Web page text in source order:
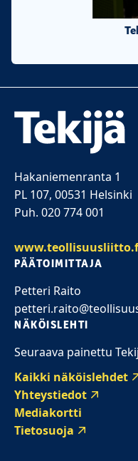
Hakaniemenranta 1
PL 107, 00531 Helsinki
Puh. 020 774 001
PÄÄTOIMITTAJA
Petteri Raito
NÄKÖISLEHTI
Seuraava painettu
Kaikki näköislehdet
Yhteystiedot
Mediakortti
Tietosuoja